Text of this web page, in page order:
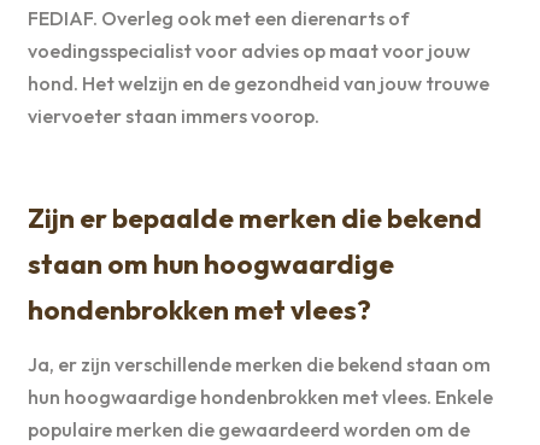
FEDIAF. Overleg ook met een dierenarts of
voedingsspecialist voor advies op maat voor jouw
hond. Het welzijn en de gezondheid van jouw trouwe
viervoeter staan immers voorop.
Zijn er bepaalde merken die bekend
staan om hun hoogwaardige
hondenbrokken met vlees?
Ja, er zijn verschillende merken die bekend staan om
hun hoogwaardige hondenbrokken met vlees. Enkele
populaire merken die gewaardeerd worden om de